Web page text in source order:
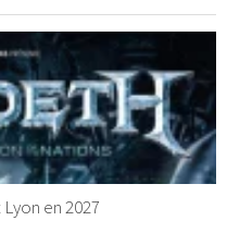
en 2027